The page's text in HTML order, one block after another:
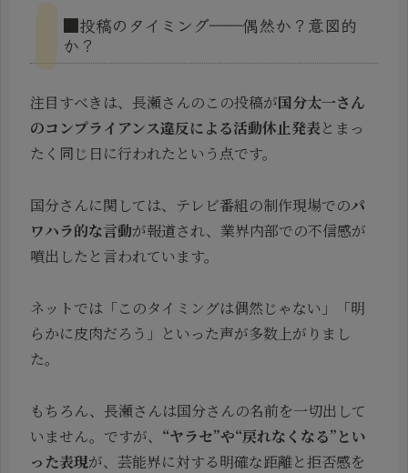
■投稿のタイミング――偶然か？意図的
か？
注目すべきは、長瀬さんのこの投稿が国分太一さん
のコンプライアンス違反による活動休止発表とまっ
たく同じ日に行われたという点です。
国分さんに関しては、テレビ番組の制作現場でのパ
ワハラ的な言動が報道され、業界内部での不信感が
噴出したと言われています。
ネットでは「このタイミングは偶然じゃない」「明
らかに皮肉だろう」といった声が多数上がりまし
た。
もちろん、長瀬さんは国分さんの名前を一切出して
いません。ですが、 “ヤラセ”や“戻れなくなる”とい
った表現が、芸能界に対する明確な距離と拒否感を